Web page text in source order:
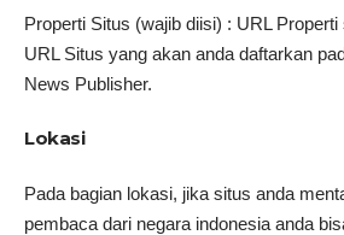
Properti Situs (wajib diisi) : URL
URL Situs yang akan anda daftarkan
News Publisher.
Lokasi
Pada bagian lokasi, jika situs anda
pembaca dari negara indonesia anda